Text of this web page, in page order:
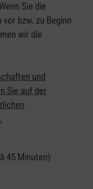
Sie die
bzw. zu Beginn
wir die
und
Sie auf der
45 Minuten)